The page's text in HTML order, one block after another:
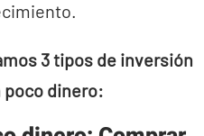
3 tipos de inversión
poco dinero: